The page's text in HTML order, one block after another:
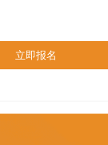
立即报名